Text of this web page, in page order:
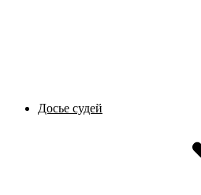
Досье судей